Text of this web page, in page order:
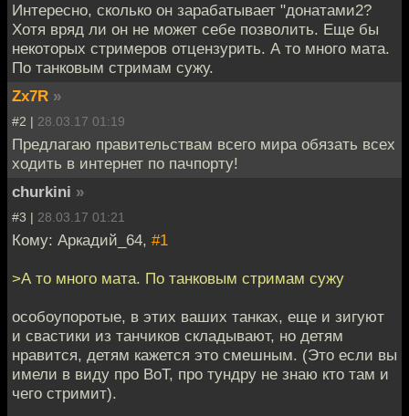
Интересно, сколько он зарабатывает "донатами2?
Хотя вряд ли он не может себе позволить. Еще бы
некоторых стримеров отцензурить. А то много мата.
По танковым стримам сужу.
Zx7R »
#2 | 28.03.17 01:19
Предлагаю правительствам всего мира обязать всех
ходить в интернет по пачпорту!
churkini »
#3 | 28.03.17 01:21
Кому: Аркадий_64, #1
>А то много мата. По танковым стримам сужу
особоупоротые, в этих ваших танках, еще и зигуют
и свастики из танчиков складывают, но детям
нравится, детям кажется это смешным. (Это если вы
имели в виду про ВоТ, про тундру не знаю кто там и
чего стримит).